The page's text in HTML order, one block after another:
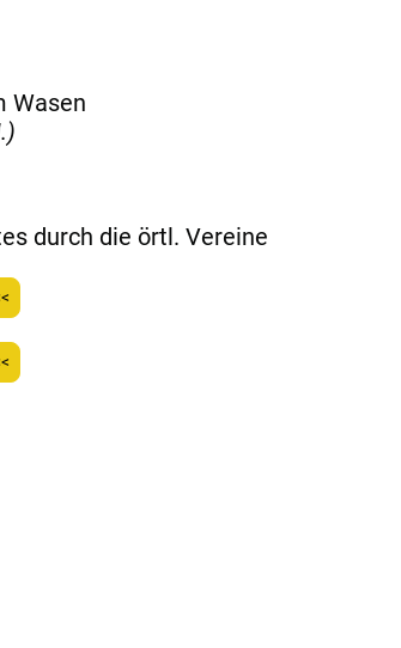
Wasen
durch die örtl. Vereine